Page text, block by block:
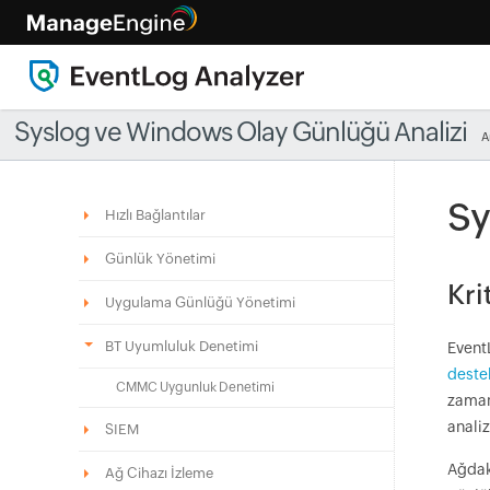
Syslog ve Windows Olay Günlüğü Analizi
Hızlı Bağlantılar
Günlük Yönetimi
Uygulama Günlüğü Yönetimi
BT Uyumluluk Denetimi
CMMC Uygunluk Denetimi
SIEM
Ağ Cihazı İzleme